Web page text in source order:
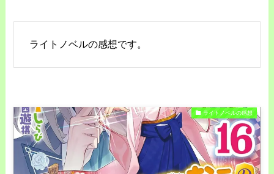
ライトノベルの感想です。
ライトノベルの感想